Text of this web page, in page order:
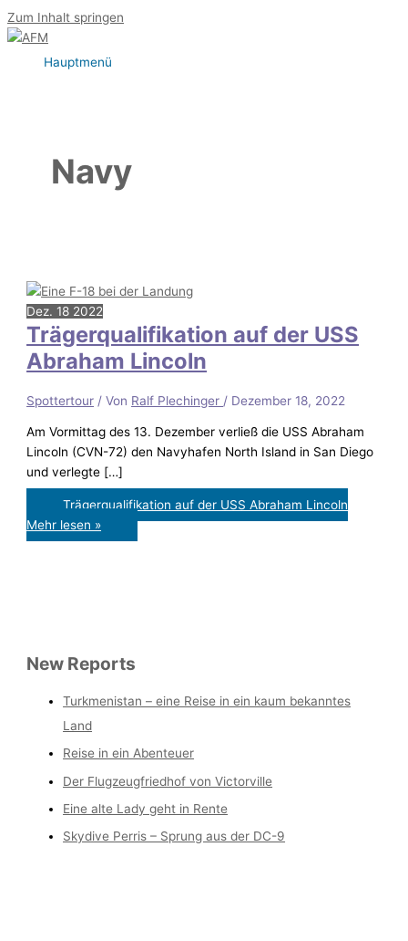
Zum Inhalt springen
Hauptmenü
Navy
Dez. 18 2022
Trägerqualifikation auf der USS
Abraham Lincoln
Spottertour / Von Ralf Plechinger / Dezember 18, 2022
Am Vormittag des 13. Dezember verließ die USS Abraham
Lincoln (CVN-72) den Navyhafen North Island in San Diego
und verlegte […]
Trägerqualifikation auf der USS Abraham Lincoln
Mehr lesen »
New Reports
Turkmenistan – eine Reise in ein kaum bekanntes
Land
Reise in ein Abenteuer
Der Flugzeugfriedhof von Victorville
Eine alte Lady geht in Rente
Skydive Perris – Sprung aus der DC-9